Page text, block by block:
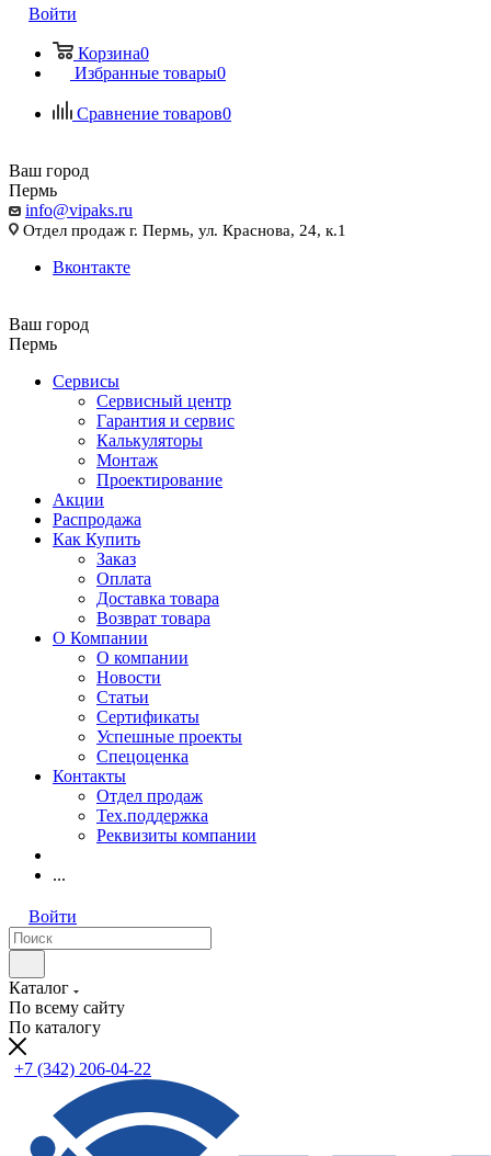
Войти
Корзина0
Избранные товары0
Сравнение товаров0
Ваш город
Пермь
info@vipaks.ru
Отдел продаж г. Пермь, ул. Краснова, 24, к.1
Вконтакте
Ваш город
Пермь
Сервисы
Сервисный центр
Гарантия и сервис
Калькуляторы
Монтаж
Проектирование
Акции
Распродажа
Как Купить
Заказ
Оплата
Доставка товара
Возврат товара
О Компании
О компании
Новости
Статьи
Сертификаты
Успешные проекты
Спецоценка
Контакты
Отдел продаж
Тех.поддержка
Реквизиты компании
...
Войти
Каталог
По всему сайту
По каталогу
+7 (342) 206-04-22